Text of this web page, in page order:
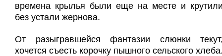
времена крылья были еще на месте и
без устали жернова.
От разыгравшейся фантазии слюнки
хочется съесть корочку пышного сельского